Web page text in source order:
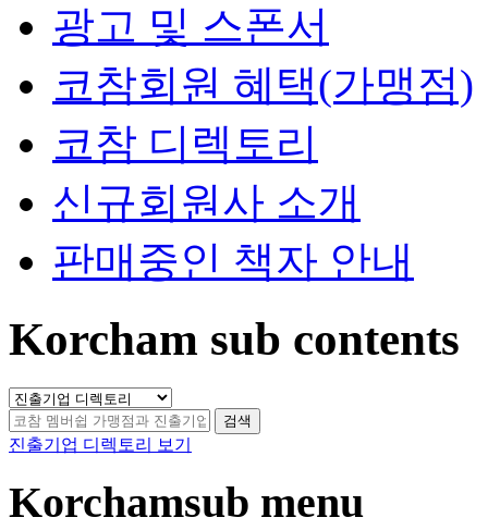
광고 및 스폰서
코참회원 혜택(가맹점)
코참 디렉토리
신규회원사 소개
판매중인 책자 안내
Korcham sub contents
검색
진출기업 디렉토리 보기
Korchamsub menu